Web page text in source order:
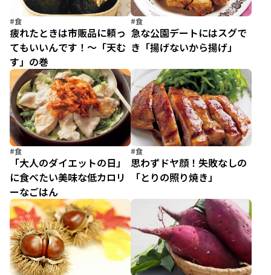
#食
疲れたときは市販品に頼っ
てもいいんです！～「天む
す」の巻
#食
急な公園デートにはスグで
き「揚げないから揚げ」
#食
「大人のダイエットの日」
に食べたい美味な低カロリ
ーなごはん
#食
思わずドヤ顔！失敗なしの
「とりの照り焼き」